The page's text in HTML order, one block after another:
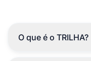
O que é o TRILHA?